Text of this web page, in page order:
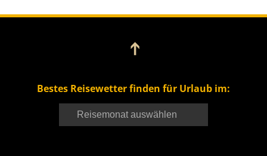
➔
Bestes Reisewetter finden für Urlaub im: